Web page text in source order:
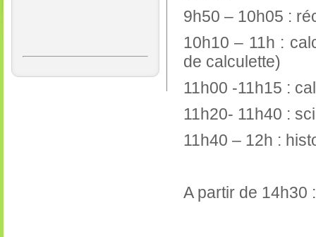
9h50 – 10h05 :
10h10 – 11h :
de calculette)
11h00 -11h15 :
11h20- 11h40 :
11h40 – 12h :
A partir de 14h30